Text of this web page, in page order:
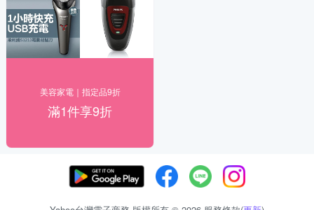
美容家電｜指定品9折
滿1件享9折